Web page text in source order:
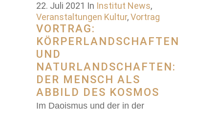
22. Juli 2021 In Institut News,
Veranstaltungen Kultur,Vortrag
VORTRAG:
KÖRPERLANDSCHAFTEN
UND
NATURLANDSCHAFTEN:
DER MENSCH ALS
ABBILD DES KOSMOS
Im Daoismus und der in der